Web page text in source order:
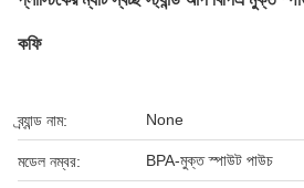
কফি
ব্র্যান্ড নাম: None
মডেল নম্বর: BPA-মুক্ত স্পাউট পাউচ